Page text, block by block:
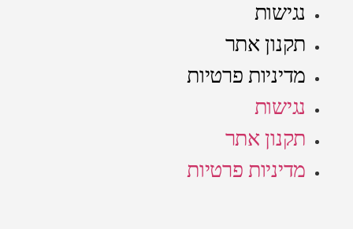
נגישות
תקנון אתר
מדיניות פרטיות
נגישות
תקנון אתר
מדיניות פרטיות